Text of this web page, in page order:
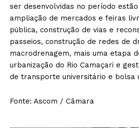
ser desenvolvidas no período
ampliação de mercados e feiras
pública, construção de vias e
passeios, construção de redes de
macrodrenagem, mais uma etapa
urbanização do Rio Camaçari e
de transporte universitário e bolsa
Fonte: Ascom / Câmara